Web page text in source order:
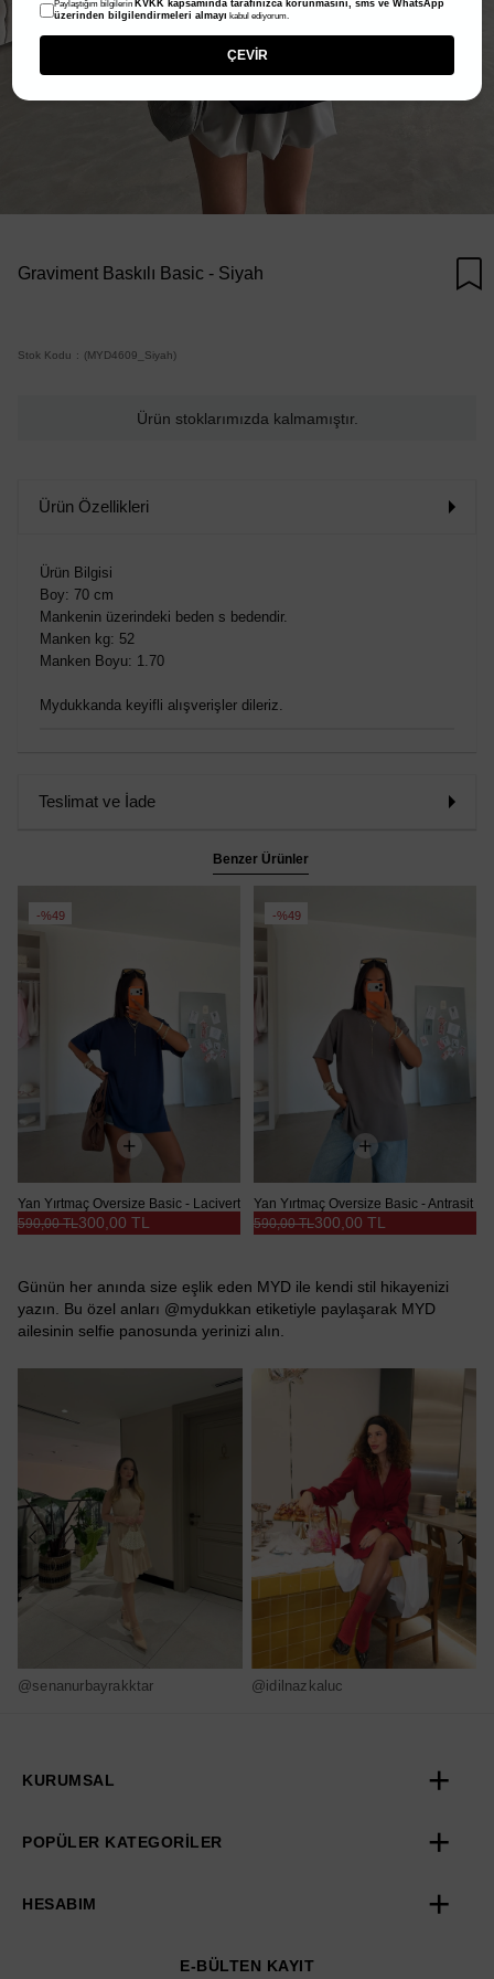
Graviment Baskılı Basic - Siyah
Stok Kodu (MYD4609_Siyah)
Ürün stoklarımızda kalmamıştır.
Ürün Özellikleri
Ürün Bilgisi
Boy: 70 cm
Mankenin üzerindeki beden s bedendir.
Manken kg: 52
Manken Boyu: 1.70
Mydukkanda keyifli alışverişler dileriz.
Teslimat ve İade
Benzer Ürünler
%49
Yan Yırtmaç Oversize Basic - Lacivert
300,00 TL
590,00 TL
%49
Yan Yırtmaç Oversize Basic - Antrasit
300,00 TL
590,00 TL
Günün her anında size eşlik eden MYD ile kendi stil hikayenizi
yazın. Bu özel anları @mydukkan etiketiyle paylaşarak MYD
ailesinin selfie panosunda yerinizi alın.
@senanurbayrakktar @idilnazkaluc
KURUMSAL
POPÜLER KATEGORİLER
HESABIM
E-BÜLTEN KAYIT
Paylaştığım bilgilerin KVKK kapsamında tarafınızca korunmasını, sms ve WhatsApp
üzerinden bilgilendirmeleri almayı kabul ediyorum.
ÇEVİR